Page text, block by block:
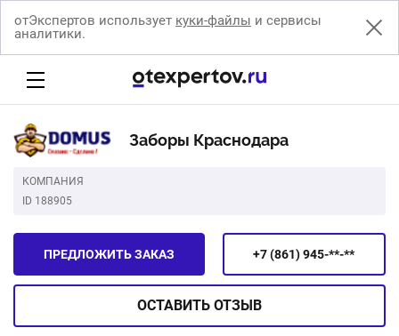
отЭкспертов использует куки-файлы и сервисы
аналитики.
Заборы Краснодара
КОМПАНИЯ
ID 188905
+7 (861) 945-**-**
ПРЕДЛОЖИТЬ ЗАКАЗ
ОСТАВИТЬ ОТЗЫВ